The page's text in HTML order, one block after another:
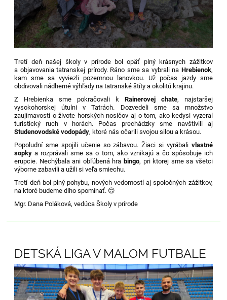
Tretí deň našej školy v prírode bol opäť plný krásnych zážitkov
a objavovania tatranskej prírody. Ráno sme sa vybrali na Hrebienok,
kam sme sa vyviezli pozemnou lanovkou. Už počas jazdy sme
obdivovali nádherné výhľady na tatranské štíty a okolitú krajinu.
Z Hrebienka sme pokračovali k Rainerovej chate, najstaršej
vysokohorskej útulni v Tatrách. Dozvedeli sme sa množstvo
zaujímavostí o živote horských nosičov aj o tom, ako kedysi vyzeral
turistický ruch v horách. Počas prechádzky sme navštívili aj
Studenovodské vodopády, ktoré nás očarili svojou silou a krásou.
Popoludní sme spojili učenie so zábavou. Žiaci si vyrábali vlastné
sopky a rozprávali sme sa o tom, ako vznikajú a čo spôsobuje ich
erupcie. Nechýbala ani obľúbená hra bingo, pri ktorej sme sa všetci
výborne zabavili a užili si veľa smiechu.
Tretí deň bol plný pohybu, nových vedomostí aj spoločných zážitkov,
na ktoré budeme dlho spomínať. 😊
Mgr. Dana Poláková, vedúca Školy v prírode
DETSKÁ LIGA V MALOM FUTBALE